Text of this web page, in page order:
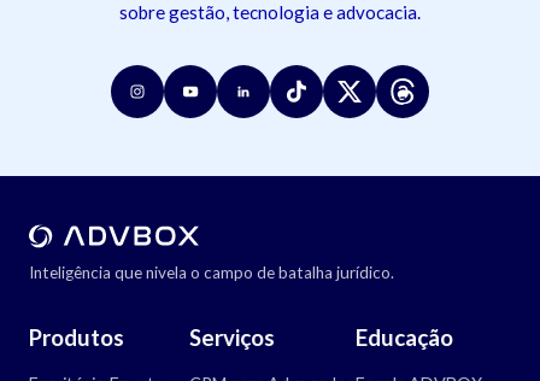
sobre gestão, tecnologia e advocacia.
Inteligência que nivela o campo de batalha jurídico.
Produtos Serviços Educação